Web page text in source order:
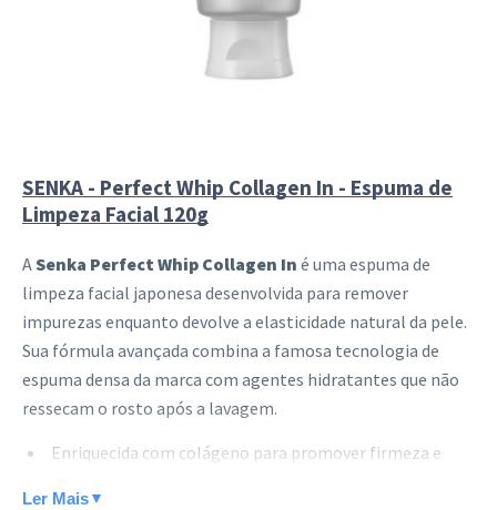
SENKA - Perfect Whip Collagen In - Espuma de
Limpeza Facial 120g
A Senka Perfect Whip Collagen In é uma espuma de
limpeza facial japonesa desenvolvida para remover
impurezas enquanto devolve a elasticidade natural da pele.
Sua fórmula avançada combina a famosa tecnologia de
espuma densa da marca com agentes hidratantes que não
ressecam o rosto após a lavagem.
Enriquecida com colágeno para promover firmeza e
Ler Mais ▼